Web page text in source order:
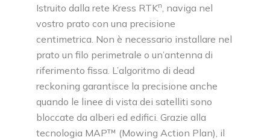
Istruito dalla rete Kress RTKn, naviga nel
vostro prato con una precisione
centimetrica. Non è necessario installare nel
prato un filo perimetrale o un’antenna di
riferimento fissa. L’algoritmo di dead
reckoning garantisce la precisione anche
quando le linee di vista dei satelliti sono
bloccate da alberi ed edifici. Grazie alla
tecnologia MAP™ (Mowing Action Plan), il